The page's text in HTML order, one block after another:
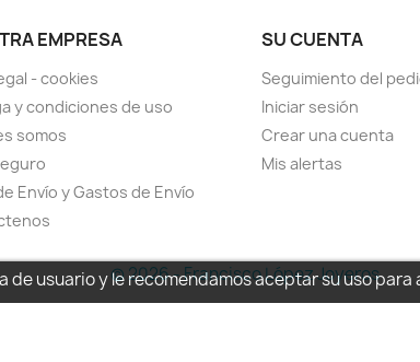
usuario y le recomendamos aceptar su uso
EMPRESA
- cookies
y condiciones de uso
somos
Envío y Gastos de Envío
SU CUENTA
Seguimiento del
Iniciar sesión
Crear una cuenta
Mis alertas
© 2026 - Francisco López Joyeros